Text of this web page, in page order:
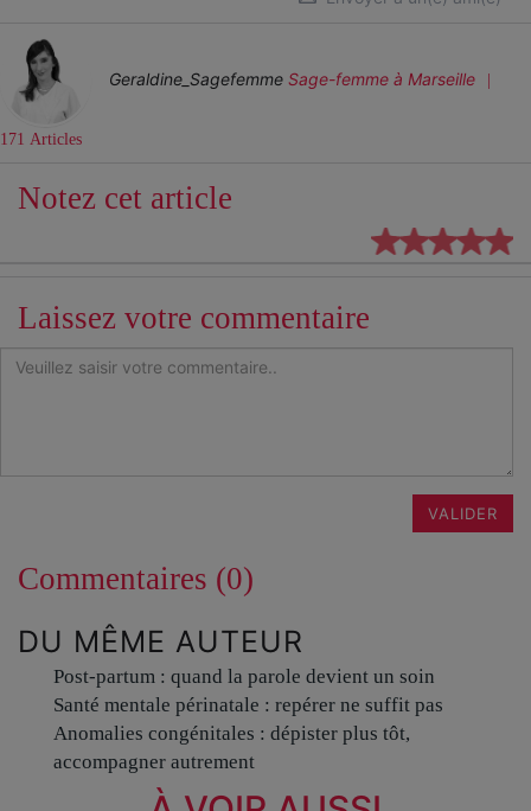
Geraldine_Sagefemme Sage-femme à Marseille
171 Articles
Notez cet article
Laissez votre commentaire
VALIDER
Commentaires (0)
DU MÊME AUTEUR
Post-partum : quand la parole devient un soin
Santé mentale périnatale : repérer ne suffit pas
Anomalies congénitales : dépister plus tôt,
accompagner autrement